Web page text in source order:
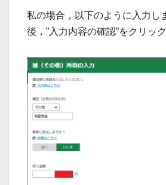
私の場合，以下のように入力し
後，”入力内容の確認”をクリッ